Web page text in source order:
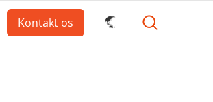
Kontakt os